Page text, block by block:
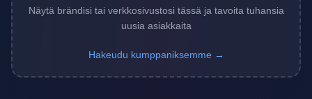
Näytä brändisi tai verkkosivustosi tässä ja tavoita tuhansia
uusia asiakkaita
Hakeudu kumppaniksemme →